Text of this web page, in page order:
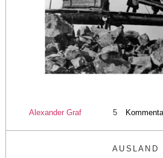
Alexander Graf 5
AUSLAND